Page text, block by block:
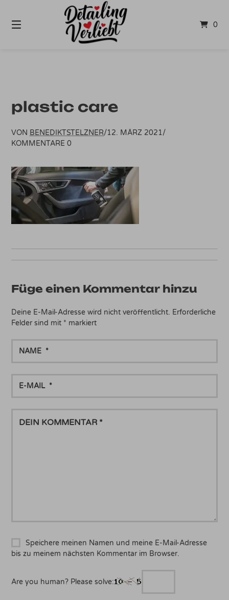
Inhalt
0
plastic care
VON BENEDIKTSTELZNER/12. MÄRZ 2021/
KOMMENTARE 0
Füge einen Kommentar hinzu
Deine E-Mail-Adresse wird nicht veröffentlicht. Erforderliche
Felder sind mit * markiert
MAIL
KOMMENTAR
Speichere meinen Namen und meine E-Mail-Adresse
bis zu meinem nächsten Kommentar im Browser.
Are you human? Please solve: